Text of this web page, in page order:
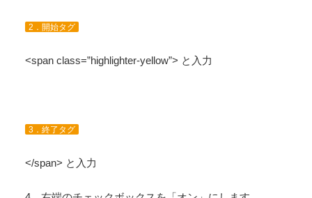
2．開始タグ
<span class=”highlighter-yellow”> と入力
3．終了タグ
</span> と入力